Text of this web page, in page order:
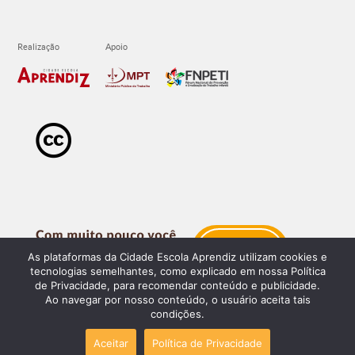
As plataformas da Cidade Escola Aprendiz utilizam cookies e
tecnologias semelhantes, como explicado em nossa Política
de Privacidade, para recomendar conteúdo e publicidade.
Ao navegar por nosso conteúdo, o usuário aceita tais
condições.
Aceitar Política de Privacidade